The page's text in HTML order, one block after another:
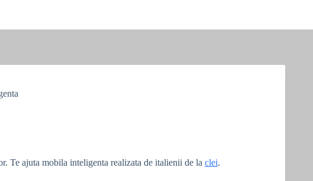
Te ajuta mobila inteligenta realizata de italienii de la clei.